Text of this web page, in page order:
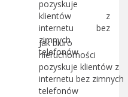
Jak biuro
nieruchomości
pozyskuje klientów z
internetu bez zimnych
telefonów